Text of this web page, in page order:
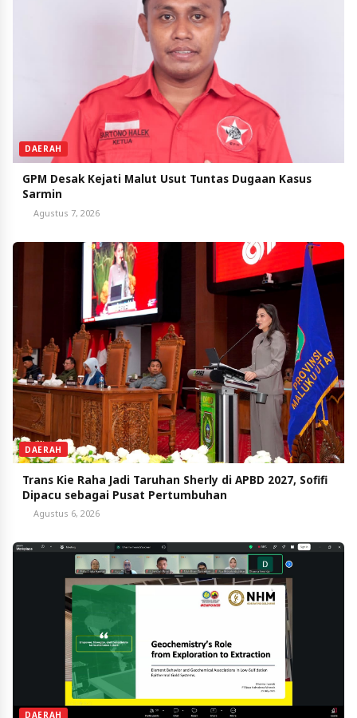
DAERAH
GPM Desak Kejati Malut Usut Tuntas Dugaan Kasus
Sarmin
Agustus 7, 2026
DAERAH
Trans Kie Raha Jadi Taruhan Sherly di APBD 2027, Sofifi
Dipacu sebagai Pusat Pertumbuhan
Agustus 6, 2026
DAERAH